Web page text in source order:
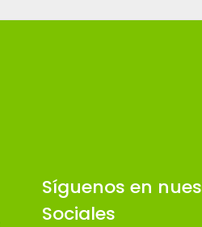
Síguenos en
Sociales